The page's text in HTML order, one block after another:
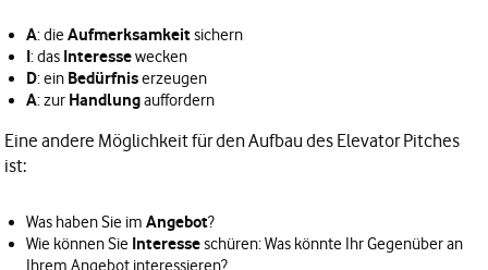
A: dieAufmerksamkeitsichern
I: das Interessewecken
D: ein Bedürfniserzeugen
A: zur Handlungauffordern
Eine andere Möglichkeit für den Aufbau des Elevator Pitches
ist:
Was haben Sie im Angebot?
Wie können Sie Interesseschüren: Was könnte Ihr Gegenüber an
Ihrem Angebot interessieren?